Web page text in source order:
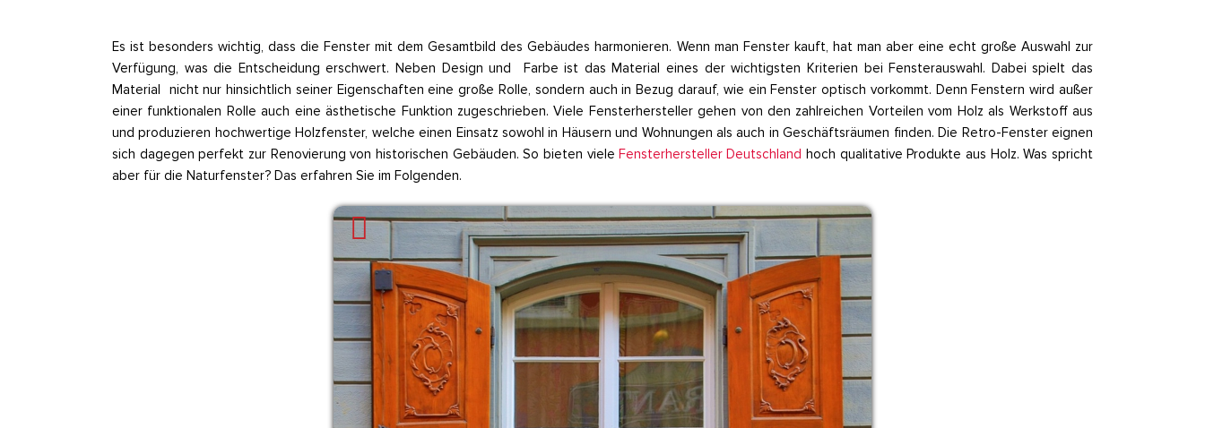
Es ist besonders wichtig, dass die Fenster mit dem Gesamtbild des Gebäudes harmonieren. Wenn man Fenster kauft, hat man aber eine echt große Auswahl zur
Verfügung, was die Entscheidung erschwert. Neben Design und Farbe ist das Material eines der wichtigsten Kriterien bei Fensterauswahl. Dabei spielt das
Material nicht nur hinsichtlich seiner Eigenschaften eine große Rolle, sondern auch in Bezug darauf, wie ein Fenster optisch vorkommt. Denn Fenstern wird außer
einer funktionalen Rolle auch eine ästhetische Funktion zugeschrieben. Viele Fensterhersteller gehen von den zahlreichen Vorteilen vom Holz als Werkstoff aus
und produzieren hochwertige Holzfenster, welche einen Einsatz sowohl in Häusern und Wohnungen als auch in Geschäftsräumen finden. Die Retro-Fenster eignen
sich dagegen perfekt zur Renovierung von historischen Gebäuden. So bieten vieleFensterhersteller Deutschland hoch qualitative Produkte aus Holz. Was spricht
aber für die Naturfenster? Das erfahren Sie im Folgenden.